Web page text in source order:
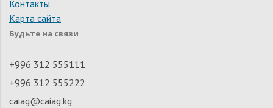
Контакты
Карта сайта
Будьте на связи
+996 312 555111
+996 312 555222
caiag@caiag.kg